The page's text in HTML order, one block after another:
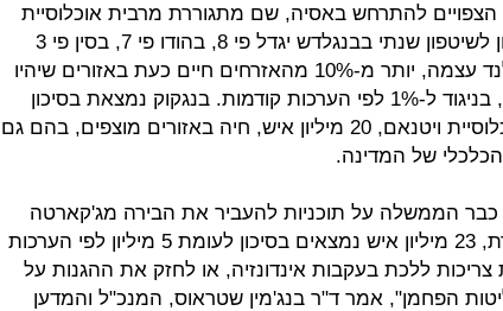
הצפויים להתרחש באסיה, שם מתגוררת מרבית אוכלוסיית
העולם. עד 2050, הסיכון לשיטפון שנתי בבנגלדש יגדל פי 8, בהודו פי 7, בסין פי 3
ובתאילנד פי 12. בתאילנד עצמה, יותר מ-10% מהאזרחים חיים כעת באזורים שיהיו
מועדים להצפה ב-2050, בניגוד ל-1% לפי הערכות קודמות. בנגקוק נמצאת בסיכון
מיוחד. כמעט רבע מאוכלוסיית ויטנאם, 20 מיליון איש, חיה באזורים מוצפים, בהם גם
הכלכלי של המדינה.
כבר הממשלה על תוכניות להעביר את הבירה מג'קארטה
בגלל סכנת הצפות גוברת, 23 מיליון איש נמצאים בסיכון לעומת 5 מיליון לפי הערכות
צריכות ללכת בעקבות אינדונזיה, או לחזק את ההגנות על
הפחמן", אמר ד"ר בנג'מין שטראוס, המנכ"ל והמדען